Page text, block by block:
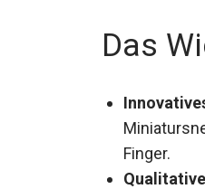
Das
Finger.